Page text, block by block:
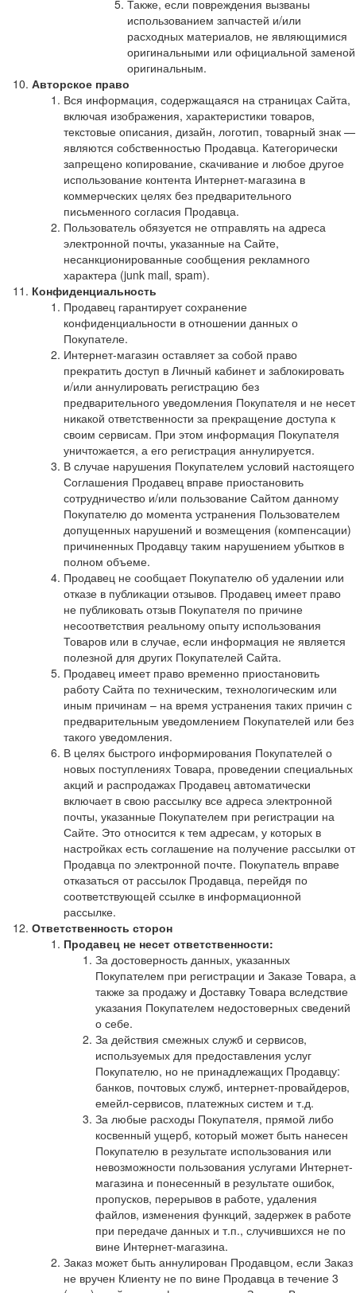
Также, если повреждения вызваны
использованием запчастей и/или
расходных материалов, не являющимися
оригинальными или официальной заменой
оригинальным.
Авторское право
Вся информация, содержащаяся на страницах Сайта,
включая изображения, характеристики товаров,
текстовые описания, дизайн, логотип, товарный знак —
являются собственностью Продавца. Категорически
запрещено копирование, скачивание и любое другое
использование контента Интернет-магазина в
коммерческих целях без предварительного
письменного согласия Продавца.
Пользователь обязуется не отправлять на адреса
электронной почты, указанные на Сайте,
несанкционированные сообщения рекламного
характера (junk mail, spam).
Конфиденциальность
Продавец гарантирует сохранение
конфиденциальности в отношении данных о
Покупателе.
Интернет-магазин оставляет за собой право
прекратить доступ в Личный кабинет и заблокировать
и/или аннулировать регистрацию без
предварительного уведомления Покупателя и не несет
никакой ответственности за прекращение доступа к
своим сервисам. При этом информация Покупателя
уничтожается, а его регистрация аннулируется.
В случае нарушения Покупателем условий настоящего
Соглашения Продавец вправе приостановить
сотрудничество и/или пользование Сайтом данному
Покупателю до момента устранения Пользователем
допущенных нарушений и возмещения (компенсации)
причиненных Продавцу таким нарушением убытков в
полном объеме.
Продавец не сообщает Покупателю об удалении или
отказе в публикации отзывов. Продавец имеет право
не публиковать отзыв Покупателя по причине
несоответствия реальному опыту использования
Товаров или в случае, если информация не является
полезной для других Покупателей Сайта.
Продавец имеет право временно приостановить
работу Сайта по техническим, технологическим или
иным причинам – на время устранения таких причин с
предварительным уведомлением Покупателей или без
такого уведомления.
В целях быстрого информирования Покупателей о
новых поступлениях Товара, проведении специальных
акций и распродажах Продавец автоматически
включает в свою рассылку все адреса электронной
почты, указанные Покупателем при регистрации на
Сайте. Это относится к тем адресам, у которых в
настройках есть соглашение на получение рассылки от
Продавца по электронной почте. Покупатель вправе
отказаться от рассылок Продавца, перейдя по
соответствующей ссылке в информационной
рассылке.
Ответственность сторон
Продавец не несет ответственности:
За достоверность данных, указанных
Покупателем при регистрации и Заказе Товара, а
также за продажу и Доставку Товара вследствие
указания Покупателем недостоверных сведений
о себе.
За действия смежных служб и сервисов,
используемых для предоставления услуг
Покупателю, но не принадлежащих Продавцу:
банков, почтовых служб, интернет-провайдеров,
емейл-сервисов, платежных систем и т.д.
За любые расходы Покупателя, прямой либо
косвенный ущерб, который может быть нанесен
Покупателю в результате использования или
невозможности пользования услугами Интернет-
магазина и понесенный в результате ошибок,
пропусков, перерывов в работе, удаления
файлов, изменения функций, задержек в работе
при передаче данных и т.п., случившихся не по
вине Интернет-магазина.
Заказ может быть аннулирован Продавцом, если Заказ
не вручен Клиенту не по вине Продавца в течение 3